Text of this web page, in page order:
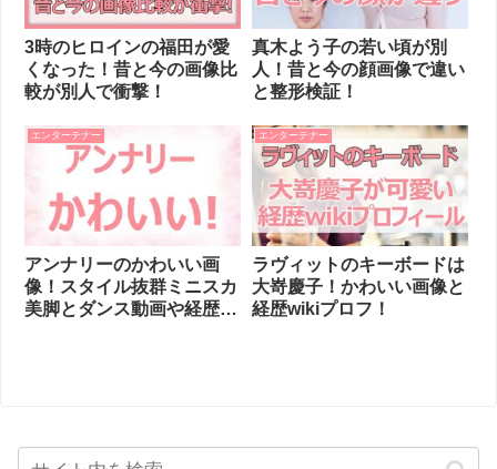
3時のヒロインの福田が愛
くなった！昔と今の画像比
較が別人で衝撃！
真木よう子の若い頃が別
人！昔と今の顔画像で違い
と整形検証！
エンターテナー
アンナリーのかわいい画
像！スタイル抜群ミニスカ
美脚とダンス動画や経歴
エンターテナー
ラヴィットのキーボードは
大嵜慶子！かわいい画像と
経歴wikiプロフ！